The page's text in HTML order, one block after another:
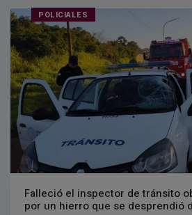
POLICIALES
Falleció el inspector de tránsito
por un hierro que se desprendió